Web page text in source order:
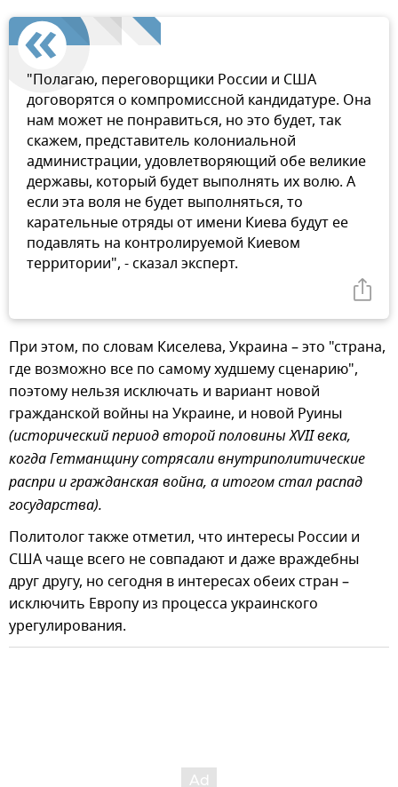
"Полагаю, переговорщики России и США
договорятся о компромиссной кандидатуре. Она
нам может не понравиться, но это будет, так
скажем, представитель колониальной
администрации, удовлетворяющий обе великие
державы, который будет выполнять их волю. А
если эта воля не будет выполняться, то
карательные отряды от имени Киева будут ее
подавлять на контролируемой Киевом
территории", - сказал эксперт.
При этом, по словам Киселева, Украина – это "страна,
где возможно все по самому худшему сценарию",
поэтому нельзя исключать и вариант новой
гражданской войны на Украине, и новой Руины
(исторический период второй половины XVII века,
когда Гетманщину сотрясали внутриполитические
распри и гражданская война, а итогом стал распад
государства).
Политолог также отметил, что интересы России и
США чаще всего не совпадают и даже враждебны
друг другу, но сегодня в интересах обеих стран –
исключить Европу из процесса украинского
урегулирования.